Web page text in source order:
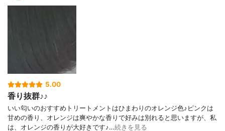
5.00
香り抜群♪♪
いい匂いのおすすめトリートメントはひまわりのオレンジ色♪ピンクは
甘めの香り、オレンジは爽やかな香りで好みは別れると思いますが、私
は、オレンジの香りが大好きです♪…続きを見る